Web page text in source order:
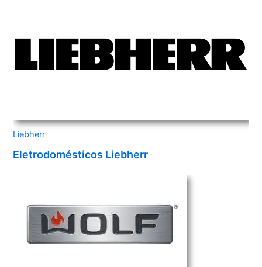
Liebherr
Eletrodomésticos Liebherr